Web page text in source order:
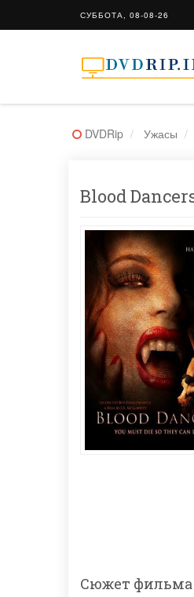
СУББОТА, 08-08-26
DVDRip Ужасы
Blood
Сюжет фильма